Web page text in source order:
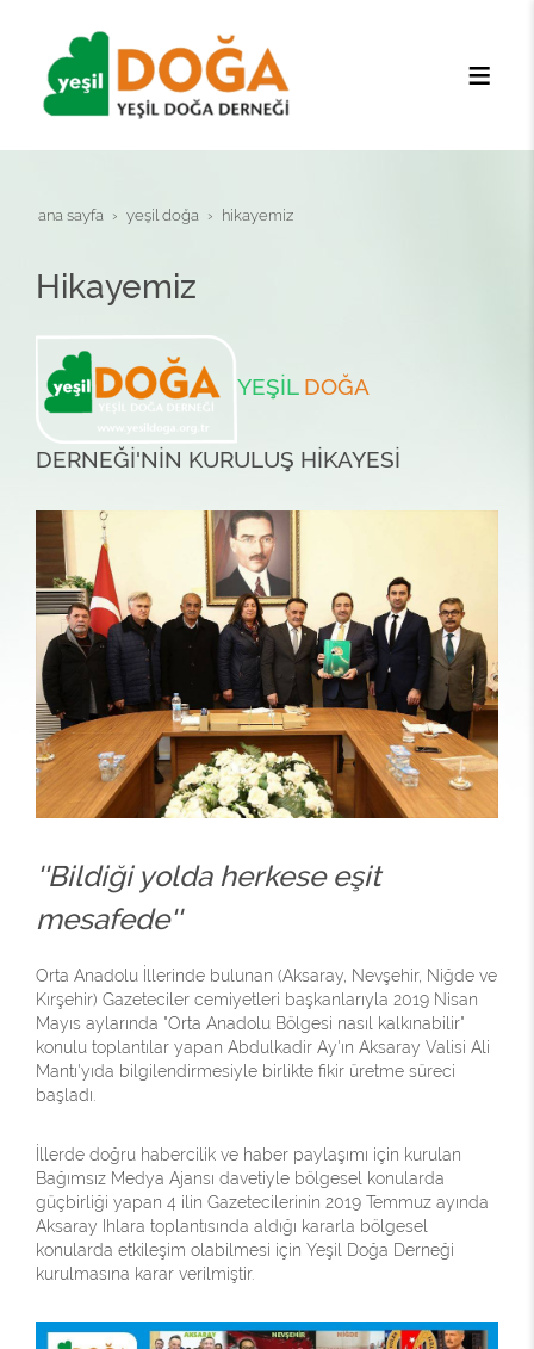
ana sayfa yeşi̇l doğa hikayemiz
Hikayemiz
YEŞİL DOĞA
DERNEĞİ'NİN KURULUŞ HİKAYESİ
''Bildiği yolda herkese eşit
mesafede''
Orta Anadolu İllerinde bulunan (Aksaray, Nevşehir, Niğde ve
Kırşehir) Gazeteciler cemiyetleri başkanlarıyla 2019 Nisan
Mayıs aylarında "Orta Anadolu Bölgesi nasıl kalkınabilir"
konulu toplantılar yapan Abdulkadir Ay'ın Aksaray Valisi Ali
Mantı'yıda bilgilendirmesiyle birlikte fikir üretme süreci
başladı.
İllerde doğru habercilik ve haber paylaşımı için kurulan
Bağımsız Medya Ajansı davetiyle bölgesel konularda
güçbirliği yapan 4 ilin Gazetecilerinin 2019 Temmuz ayında
Aksaray Ihlara toplantısında aldığı kararla bölgesel
konularda etkileşim olabilmesi için Yeşil Doğa Derneği
kurulmasına karar verilmiştir.